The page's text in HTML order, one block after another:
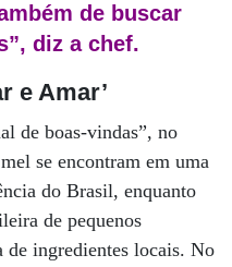
de buscar
diz a chef.
e Amar’
de boas-vindas”, no
se encontram em uma
do Brasil, enquanto
de pequenos
de ingredientes locais. No